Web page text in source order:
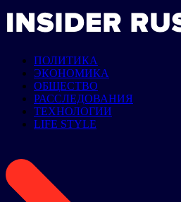
ПОЛИТИКА
ЭКОНОМИКА
ОБЩЕСТВО
РАССЛЕДОВАНИЯ
ТЕХНОЛОГИИ
LIFE STYLE